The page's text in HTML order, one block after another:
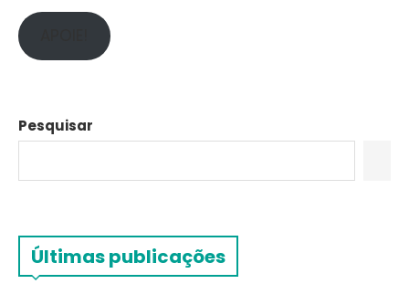
Pesquisar
Últimas publicações